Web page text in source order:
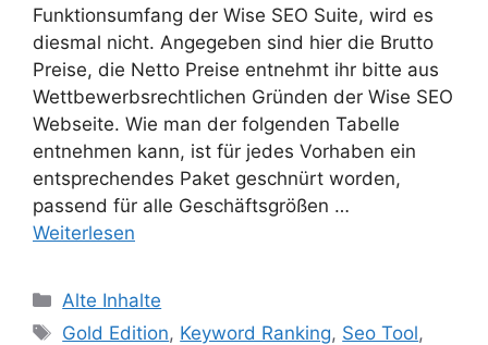
Funktionsumfang der Wise SEO Suite, wird es
diesmal nicht. Angegeben sind hier die Brutto
Preise, die Netto Preise entnehmt ihr bitte aus
Wettbewerbsrechtlichen Gründen der Wise SEO
Webseite. Wie man der folgenden Tabelle
entnehmen kann, ist für jedes Vorhaben ein
entsprechendes Paket geschnürt worden,
passend für alle Geschäftsgrößen …
Weiterlesen
Kategorien
Alte Inhalte
Schlagwörter
Gold Edition, Keyword Ranking, Seo Tool,